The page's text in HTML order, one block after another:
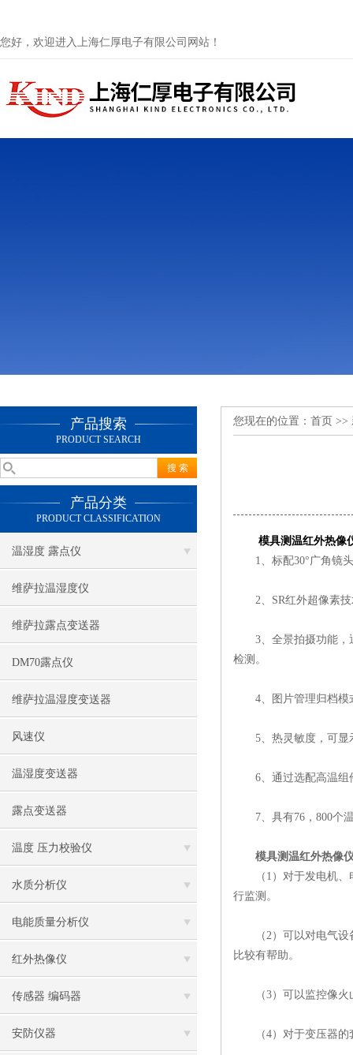
您好，欢迎进入上海仁厚电子有限公司网站！
产品搜索
PRODUCT SEARCH
产品分类
PRODUCT CLASSIFICATION
温湿度 露点仪
维萨拉温湿度仪
维萨拉露点变送器
DM70露点仪
维萨拉温湿度变送器
风速仪
温湿度变送器
露点变送器
温度 压力校验仪
水质分析仪
电能质量分析仪
红外热像仪
传感器 编码器
安防仪器
您现在的位置： 首页 >>
模具测温红外热像
1、标配30°广角镜头
2、SR红外超像素技
3、全景拍摄功能，通
检测。
4、图片管理归档模式
5、热灵敏度，可显
6、通过选配高温组
7、具有76，800个温
模具测温红外热像
（1）对于发电机、电
行监测。
（2）可以对电气设备
比较有帮助。
（3）可以监控像火
（4）对于变压器的套